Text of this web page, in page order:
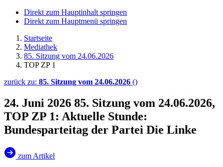
Direkt zum Hauptinhalt springen
Direkt zum Hauptmenü springen
Startseite
Mediathek
85. Sitzung vom 24.06.2026
TOP ZP 1
zurück zu: 85. Sitzung vom 24.06.2026 ()
24. Juni 2026 85. Sitzung vom 24.06.2026,
TOP ZP 1: Aktuelle Stunde:
Bundesparteitag der Partei Die Linke
zum Artikel